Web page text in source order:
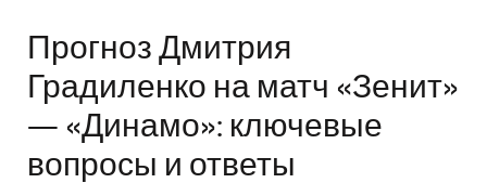
Прогноз Дмитрия
Градиленко на матч «Зенит»
— «Динамо»: ключевые
вопросы и ответы